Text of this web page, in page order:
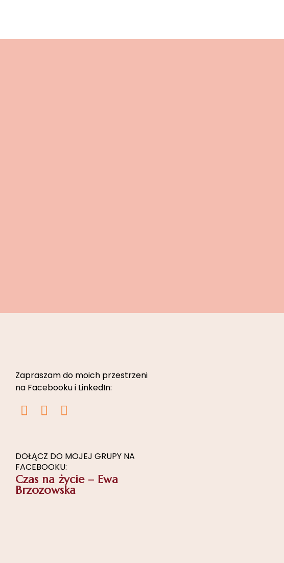
Zapraszam do moich przestrzeni
na Facebooku i LinkedIn:
I
n
a
g
r
a
F
a
b
o
o
k
L
i
e
d
i
n
DOŁĄCZ DO MOJEJ GRUPY NA
FACEBOOKU:
Czas na życie – Ewa
Brzozowska